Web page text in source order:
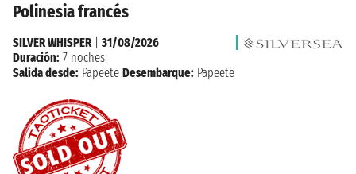
Polinesia francés
SILVER WHISPER| 31/08/2026
Duración: 7 noches
Salida desde: Papeete Desembarque: Papeete